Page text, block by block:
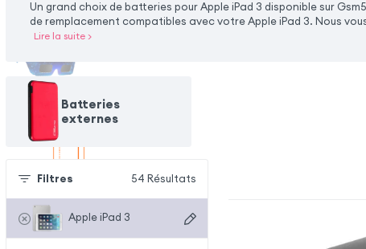
Un grand choix de batteries pour Apple iPad 3 disponible sur
de remplacement compatibles avec votre Apple iPad 3. Nous
Lire la suite>
Batteries
externes
Filtres 54 Résultats
Apple iPad 3